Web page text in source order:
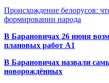
Происхождение белорусов:
формировании народа
В Барановичах 26 июня
плановых работ A1
В Барановичах назвали
новорождённых